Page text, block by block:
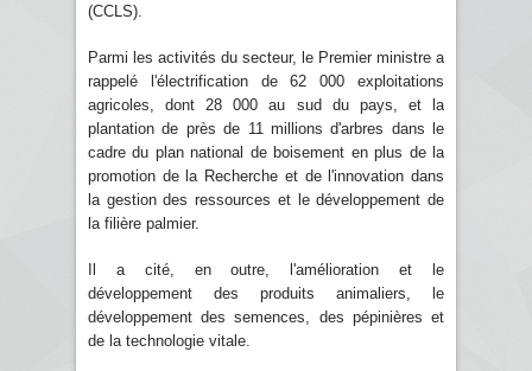
(CCLS).
Parmi les activités du secteur, le Premier ministre a
rappelé l'électrification de 62 000 exploitations
agricoles, dont 28 000 au sud du pays, et la
plantation de près de 11 millions d'arbres dans le
cadre du plan national de boisement en plus de la
promotion de la Recherche et de l'innovation dans
la gestion des ressources et le développement de
la filière palmier.
Il a cité, en outre, l'amélioration et le
développement des produits animaliers, le
développement des semences, des pépinières et
de la technologie vitale.